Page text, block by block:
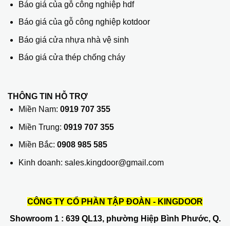
Báo giá của gỗ công nghiệp hdf
Báo giá của gỗ công nghiệp kotdoor
Báo giá cửa nhựa nhà vệ sinh
Báo giá cửa thép chống cháy
THÔNG TIN HỖ TRỢ
Miền Nam: 0919 707 355
Miền Trung: 0919 707 355
Miền Bắc: 0908 985 585
Kinh doanh: sales.kingdoor@gmail.com
CÔNG TY CỔ PHẦN TẬP ĐOÀN - KINGDOOR
Showroom 1: 639 QL13, phường Hiệp Bình Phước, Q.